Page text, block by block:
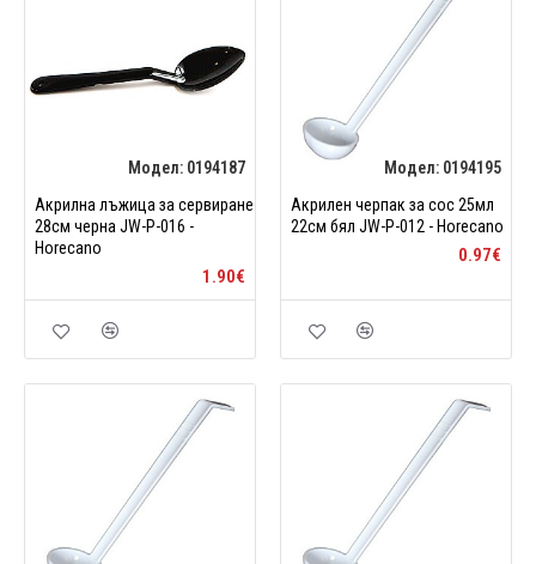
Модел: 0194187
Акрилна лъжица за сервиране
28см черна JW-P-016 -
Horecano
1.90€
Модел: 0194195
Акрилен черпак за сос 25мл
22см бял JW-P-012 - Horecano
0.97€